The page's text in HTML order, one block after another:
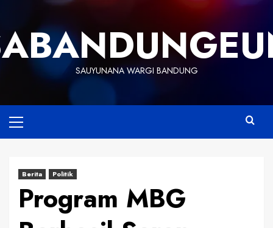
content
SAUYUNANA WARGI BANDUNG
Menu
Berita Politik
Program MBG